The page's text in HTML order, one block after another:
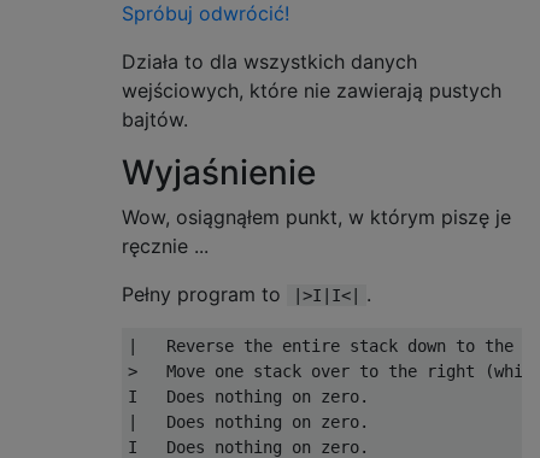
Spróbuj odwrócić!
Działa to dla wszystkich danych
wejściowych, które nie zawierają pustych
bajtów.
Wyjaśnienie
Wow, osiągnąłem punkt, w którym piszę je
ręcznie ...
Pełny program to
|>I|I<| .
|   Reverse the entire stack down to the
>   Move one stack over to the right
I   Does nothing on zero.
|   Does nothing on zero.
I   Does nothing on zero.